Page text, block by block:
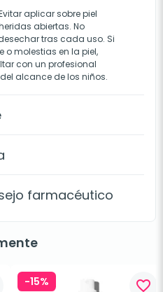
aplicar sobre piel
abiertas. No
tras cada uso. Si
o molestias en la piel,
con un profesional
alcance de los niños.
farmacéutico
-15% favorite_border